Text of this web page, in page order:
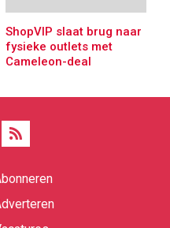
ShopVIP slaat brug naar
fysieke outlets met
Cameleon-deal